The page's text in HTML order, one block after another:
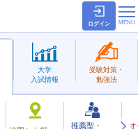
ログイン
推薦型・
大学
入試情報
受験対策・
勉強法